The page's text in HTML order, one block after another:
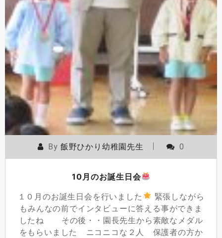
By 飯野ひかり幼稚園先生 0
10月のお誕生日会
１０月のお誕生日会を行いました
緊張しながら
もみんなの前でインタビューに答える事ができま
したね その後・・園長先生から素敵なメダル
をもらいました ニコニコな２人 保護者の方か